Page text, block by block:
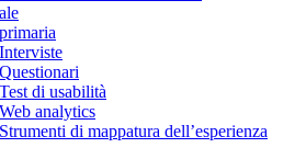
di usabilità
analytics
di mappatura dell’esperienza